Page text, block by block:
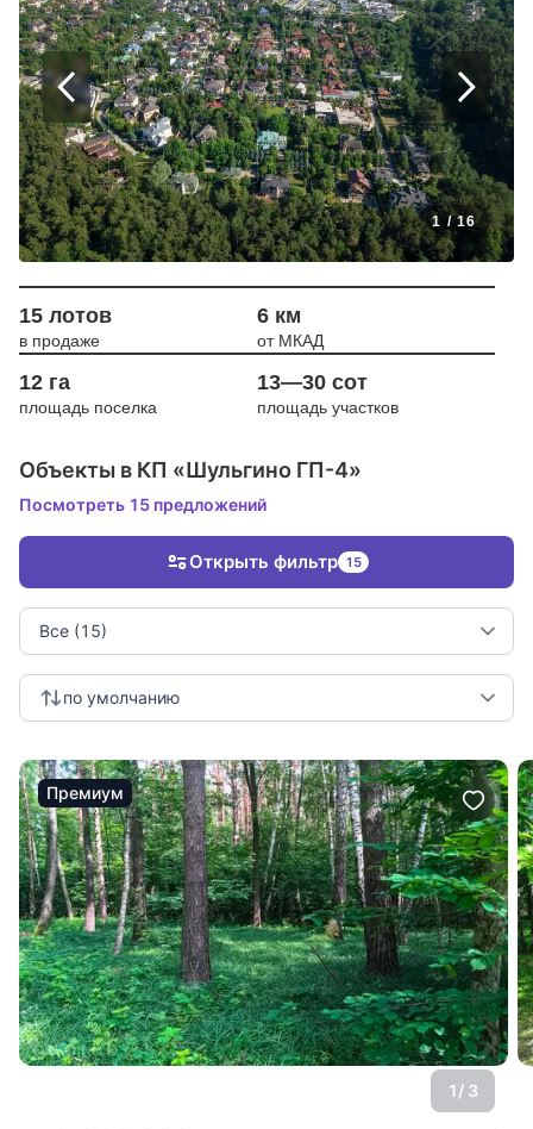
1 /16
15 лотов
в продаже
6 км
от МКАД
12 га
площадь поселка
13—30 сот
площадь участков
Объекты в КП «Шульгино ГП-4»
Посмотреть 15 предложений
Все (15)
по умолчанию
Открыть фильтр 15
Премиум
1/ 3